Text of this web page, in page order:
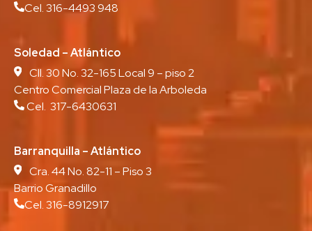
Cel. 316-4493 948
Soledad – Atlántico
Cll. 30 No. 32-165 Local 9 – piso 2
Centro Comercial Plaza de la Arboleda
Cel. 317-6430631
Barranquilla – Atlántico
Cra. 44 No. 82-11 – Piso 3
Barrio Granadillo
Cel. 316-8912917